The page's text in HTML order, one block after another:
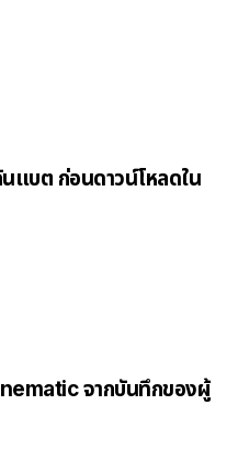
แบต ก่อนดาวน์โหลดใน
จากบันทึกของผู้